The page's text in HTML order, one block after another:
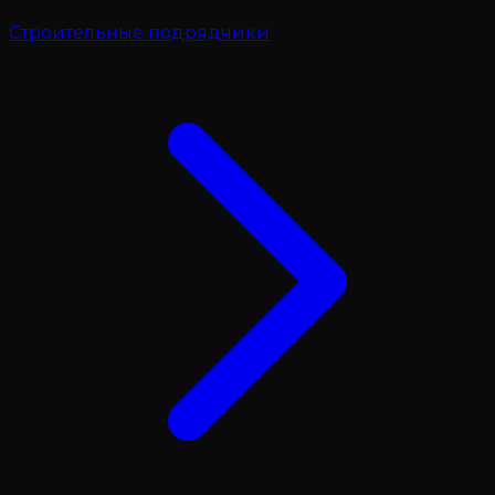
Строительные подрядчики